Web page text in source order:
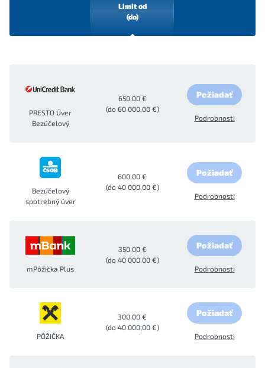
Limit od
(do)
PRESTO Úver
Bezúčelový
650,00 €
(do 60 000,00 €)
Požiadať
Podrobnosti
Bezúčelový
spotrebný úver
600,00 €
(do 40 000,00 €)
Požiadať
Podrobnosti
mPôžička Plus
350,00 €
(do 40 000,00 €)
Požiadať
Podrobnosti
PÔŽIČKA
300,00 €
(do 40 000,00 €)
Požiadať
Podrobnosti